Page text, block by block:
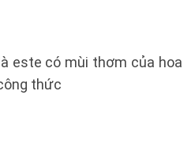
este có mùi thơm của hoa
thức